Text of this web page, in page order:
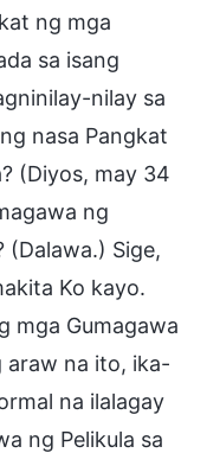
ng mga
sa isang
nilay sa
nasa Pangkat
(Diyos, may 34
ng
(Dalawa.) Sige,
Ko kayo.
mga Gumagawa
araw na ito, ika-
na ilalagay
ng Pelikula sa